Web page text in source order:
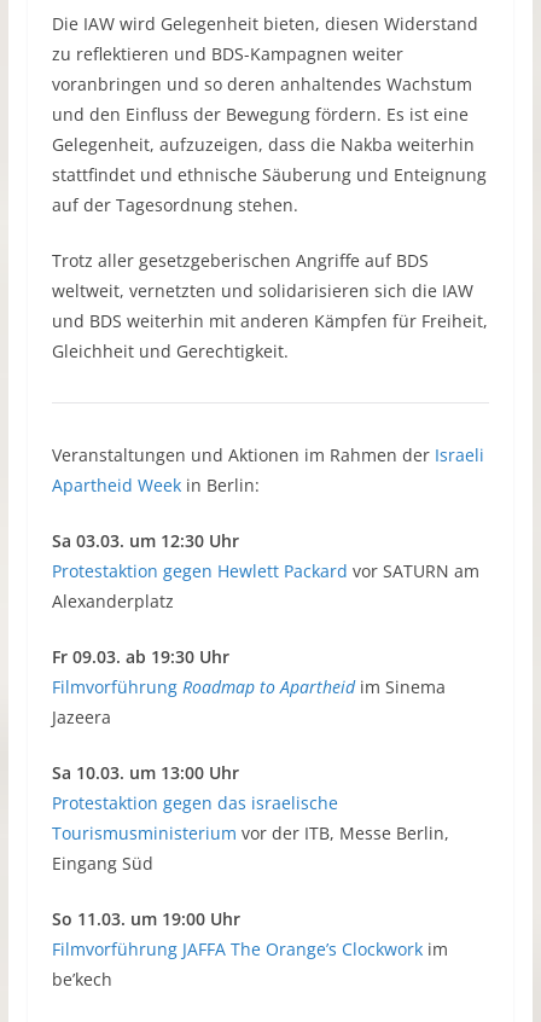
Die IAW wird Gelegenheit bieten, diesen Widerstand
zu reflektieren und BDS-Kampagnen weiter
voranbringen und so deren anhaltendes Wachstum
und den Einfluss der Bewegung fördern. Es ist eine
Gelegenheit, aufzuzeigen, dass die Nakba weiterhin
stattfindet und ethnische Säuberung und Enteignung
auf der Tagesordnung stehen.
Trotz aller gesetzgeberischen Angriffe auf BDS
weltweit, vernetzten und solidarisieren sich die IAW
und BDS weiterhin mit anderen Kämpfen für Freiheit,
Gleichheit und Gerechtigkeit.
Veranstaltungen und Aktionen im Rahmen der Israeli
Apartheid Weekin Berlin:
Sa 03.03. um 12:30 Uhr
Protestaktion gegen Hewlett Packard vor SATURN am
Alexanderplatz
Fr 09.03. ab 19:30 Uhr
Filmvorführung Roadmap to Apartheidim Sinema
Jazeera
Sa 10.03. um 13:00 Uhr
Protestaktion gegen das israelische
Tourismusministerium vor der ITB, Messe Berlin,
Eingang Süd
So 11.03. um 19:00 Uhr
Filmvorführung JAFFA The Orange’s Clockworkim
be’kech